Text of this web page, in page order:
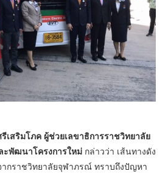
เสริมโภค ผู้ช่วยเลขาธิการราชวิทยาลัย
พัฒนาโครงการใหม่ กล่าวว่า เส้นทางดัง
ากราชวิทยาลัยจุฬาภรณ์ ทราบถึงปัญหา